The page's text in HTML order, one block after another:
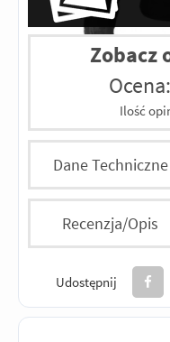
Zobacz
Ilość
Dane Techniczne
Recenzja/Opis
Udostępnij